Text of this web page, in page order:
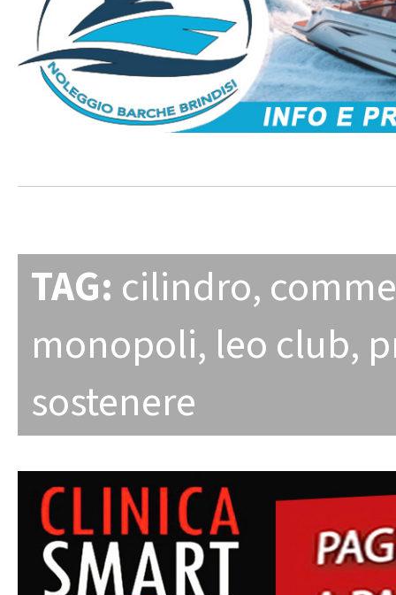
TAG: cilindro,
monopoli, leo club,
sostenere